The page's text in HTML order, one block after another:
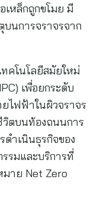
หล็กถูกขโมย มี
บนการจราจรจาก
คโนโลยีสมัยใหม่
เพื่อยกระดับ
ไฟฟ้าในผิวจราจร
วิตบนท้องถนนการ
ดำเนินธุรกิจของ
รมและบริการที่
มาย Net Zero